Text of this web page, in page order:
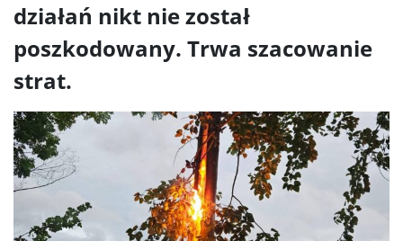
działań nikt nie został
poszkodowany. Trwa szacowanie
strat.